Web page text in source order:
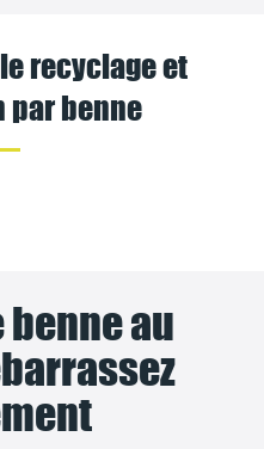
recyclage et
par benne
au